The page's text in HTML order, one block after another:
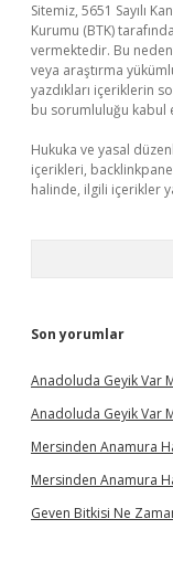
Sitemiz, 5651 Sayılı
Kurumu (BTK)
vermektedir. Bu
veya araştırma
yazdıkları içeriklerin
bu sorumluluğu kabul
Hukuka ve yasal
içerikleri,
halinde, ilgili içerikler
Son yorumlar
Anadoluda Geyik Var
Anadoluda Geyik Var
Mersinden Anamura
Mersinden Anamura
Geven Bitkisi Ne